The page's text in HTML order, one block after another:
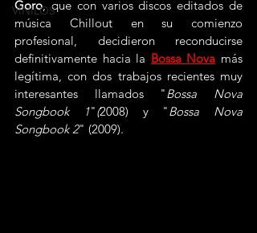
VINILOS
Goro, que con varios discos editados de
música Chillout en su comienzo
profesional, decidieron reconducirse
definitivamente hacia la Bossa Nova más
legítima, con dos trabajos recientes muy
interesantes llamados "Bossa Nova
Songbook 1"(2008) y "Bossa Nova
Songbook 2" (2009).